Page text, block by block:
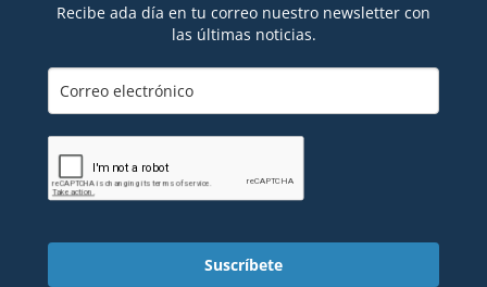
Recibe ada día en tu correo nuestro newsletter con
las últimas noticias.
Suscríbete